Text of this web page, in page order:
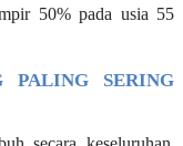
50% pada usia 55
PALING SERING